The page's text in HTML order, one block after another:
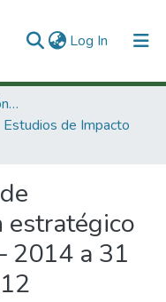
Log In (current)
3. Recursos de Información Científica y Tecnológica
Estudios de Impacto
estratégico
2014 a 31